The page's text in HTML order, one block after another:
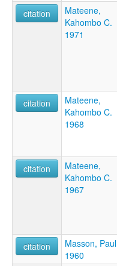
citation
Mateene,
Kahombo C.
1971
citation
Mateene,
Kahombo C.
1968
citation
Mateene,
Kahombo C.
1967
citation
Masson, Paul
1960